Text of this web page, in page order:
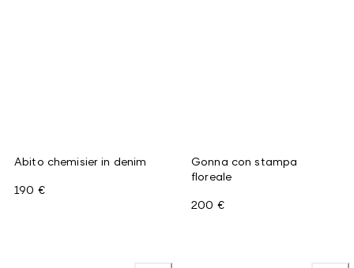
Abito chemisier in denim
190 €
Gonna con stampa
floreale
200 €